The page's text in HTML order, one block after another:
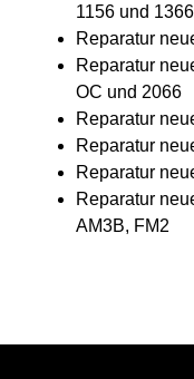
1156 und 1366
Reparatur
Reparatur
OC und 2066
Reparatur
Reparatur
Reparatur
Reparatur
AM3B, FM2